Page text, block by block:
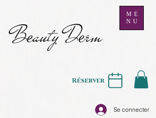
Beauty Derm
ME
NU
Se connecter
Réserver